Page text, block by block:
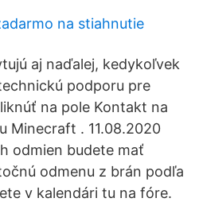
na stiahnutie
aj naďalej, kedykoľvek
podporu pre
na pole Kontakt na
Minecraft . 11.08.2020
odmien budete mať
odmenu z brán podľa
v kalendári tu na fóre.